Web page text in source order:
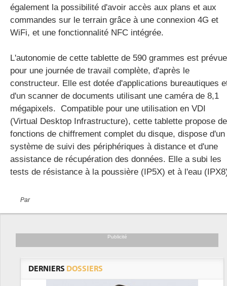
également la possibilité d'avoir accès aux plans et aux
commandes sur le terrain grâce à une connexion 4G et
WiFi, et une fonctionnalité NFC intégrée.
L'autonomie de cette tablette de 590 grammes est prévue
pour une journée de travail complète, d'après le
constructeur. Elle est dotée d'applications bureautiques
d'un scanner de documents utilisant une caméra de 8,1
mégapixels. Compatible pour une utilisation en VDI
(Virtual Desktop Infrastructure), cette tablette propose
fonctions de chiffrement complet du disque, dispose d'un
système de suivi des périphériques à distance et d'une
assistance de récupération des données. Elle a subi les
tests de résistance à la poussière (IP5X) et à l'eau
Par
Publicité
DERNIERS DOSSIERS